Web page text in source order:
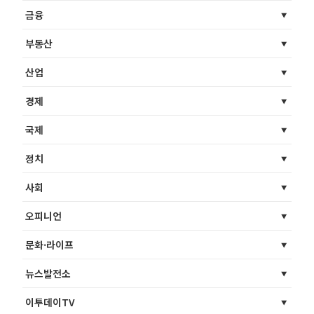
금융
부동산
산업
경제
국제
정치
사회
오피니언
문화·라이프
뉴스발전소
이투데이TV